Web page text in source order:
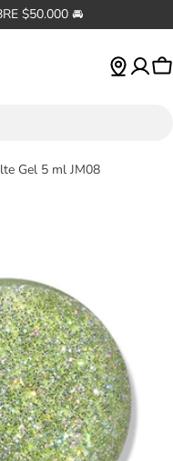
$50.000 🚘
Gel 5 ml JM08